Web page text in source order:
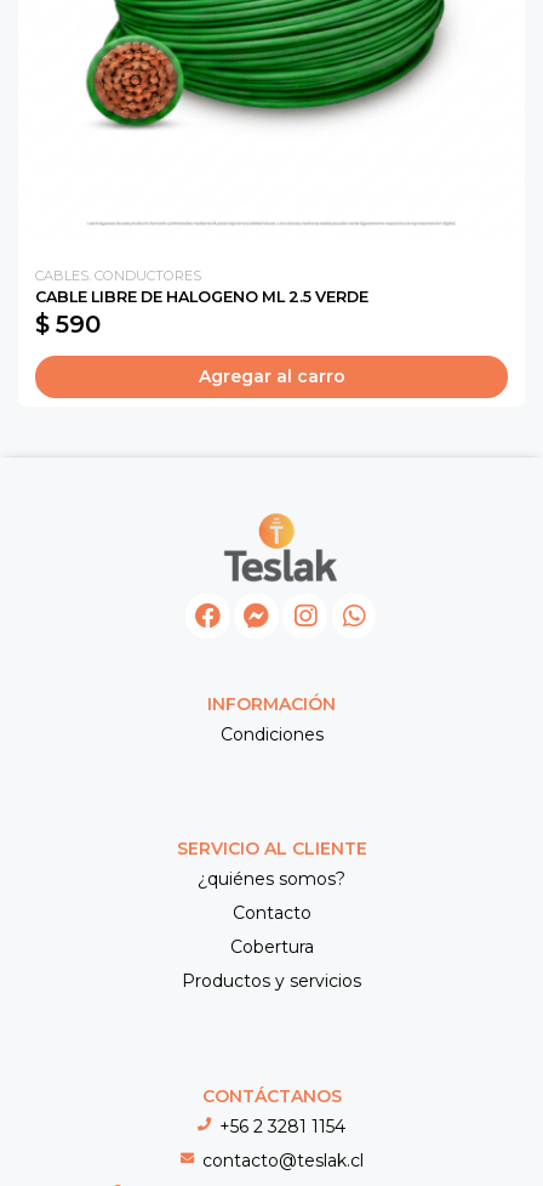
CABLES. CONDUCTORES
CABLE LIBRE DE HALOGENO ML 2.5 VERDE
$ 590
Agregar al carro
INFORMACIÓN
Condiciones
SERVICIO AL CLIENTE
¿quiénes somos?
Contacto
Cobertura
Productos y servicios
CONTÁCTANOS
+56 2 3281 1154
contacto@teslak.cl